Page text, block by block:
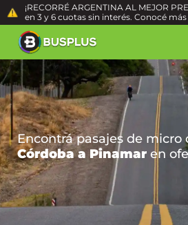
¡RECORRÉ ARGENTINA AL MEJOR
en 3 y 6 cuotas sin interés. Conocé más
Encontrá pasajes de micro
Córdoba a Pinamar en